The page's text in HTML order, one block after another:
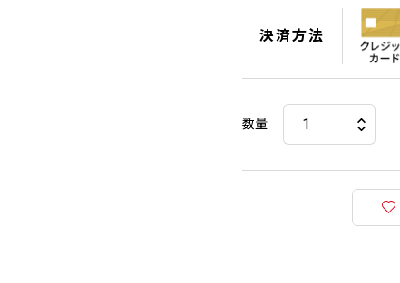
決済方法
数量